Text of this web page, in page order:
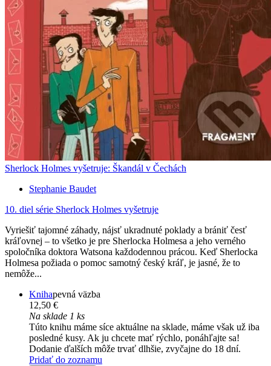
Sherlock Holmes vyšetruje: Škandál v Čechách
Stephanie Baudet
10. diel série Sherlock Holmes vyšetruje
Vyriešiť tajomné záhady, nájsť ukradnuté poklady a brániť česť
kráľovnej – to všetko je pre Sherlocka Holmesa a jeho verného
spoločníka doktora Watsona každodennou prácou. Keď Sherlocka
Holmesa požiada o pomoc samotný český kráľ, je jasné, že to
nemôže...
Knihapevná väzba
12,50 €
Na sklade 1 ks
Túto knihu máme síce aktuálne na sklade, máme však už iba
posledné kusy. Ak ju chcete mať rýchlo, ponáhľajte sa!
Dodanie ďalších môže trvať dlhšie, zvyčajne do 18 dní.
Pridať do zoznamu